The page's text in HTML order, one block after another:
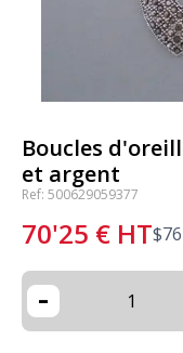
Boucles
et argent
Ref: 500629059377
70'25 € HT$
-